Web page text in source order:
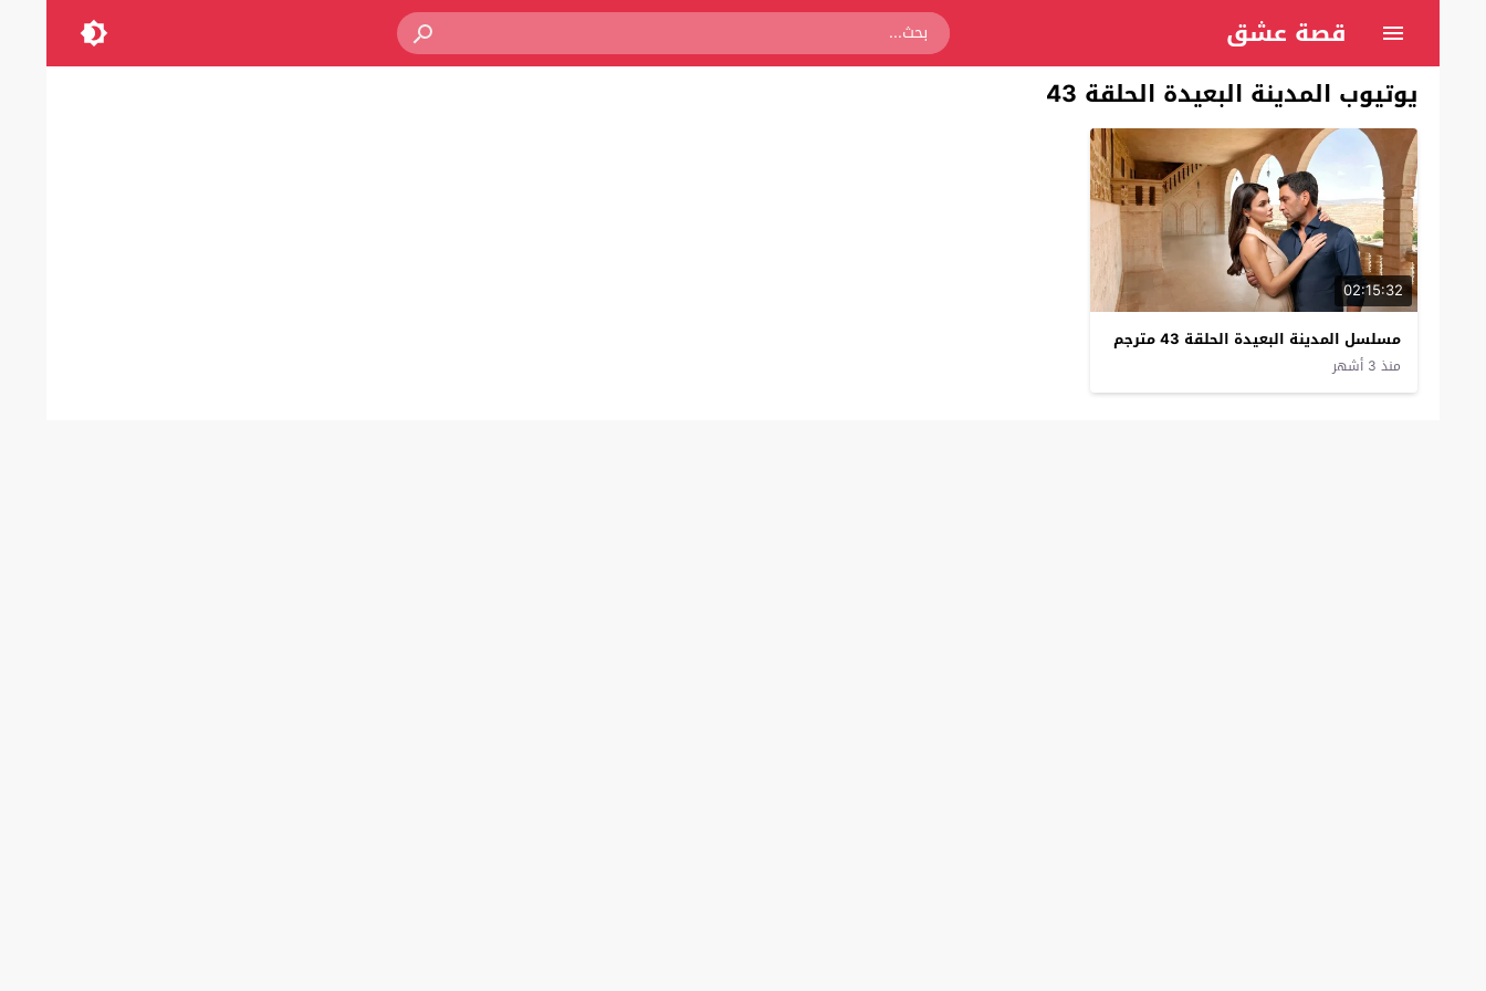
قصة عشق
يوتيوب المدينة البعيدة الحلقة 43
02:15:32
مسلسل المدينة البعيدة الحلقة 43 مترجم
منذ 3 أشهر